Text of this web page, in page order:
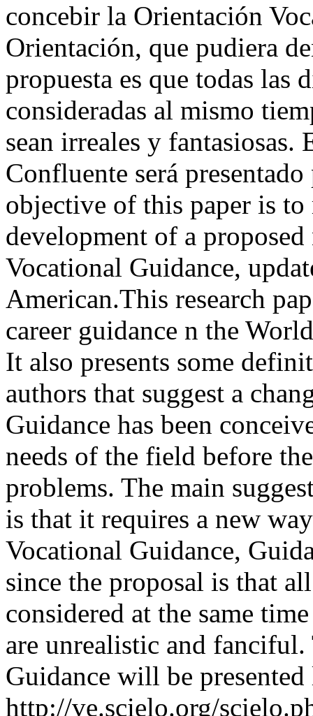
concebir la Orientación
Orientación, que pudiera
propuesta es que todas las
consideradas al mismo
sean irreales y
Confluente será
objective of this paper is to
development of a
Vocational Guidance,
American.This research
career guidance n the
It also presents some
authors that suggest a
Guidance has been
needs of the field before
problems. The main
is that it requires a new
Vocational Guidance,
since the proposal is that
considered at the same
are unrealistic and
Guidance will be presented
http://ve.scielo.org/